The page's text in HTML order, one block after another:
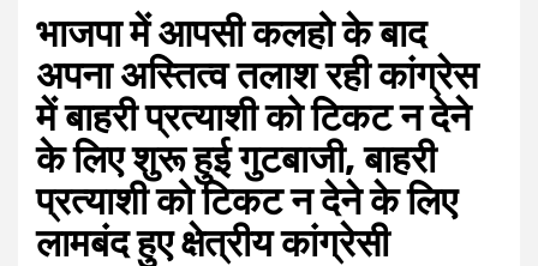
भाजपा में आपसी कलहो के बाद
अपना अस्तित्व तलाश रही कांग्रेस
में बाहरी प्रत्याशी को टिकट न देने
के लिए शुरू हुई गुटबाजी, बाहरी
प्रत्याशी को टिकट न देने के लिए
लामबंद हुए क्षेत्रीय कांग्रेसी